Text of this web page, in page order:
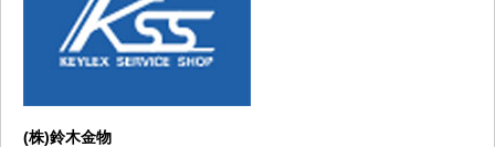
(株)鈴木金物